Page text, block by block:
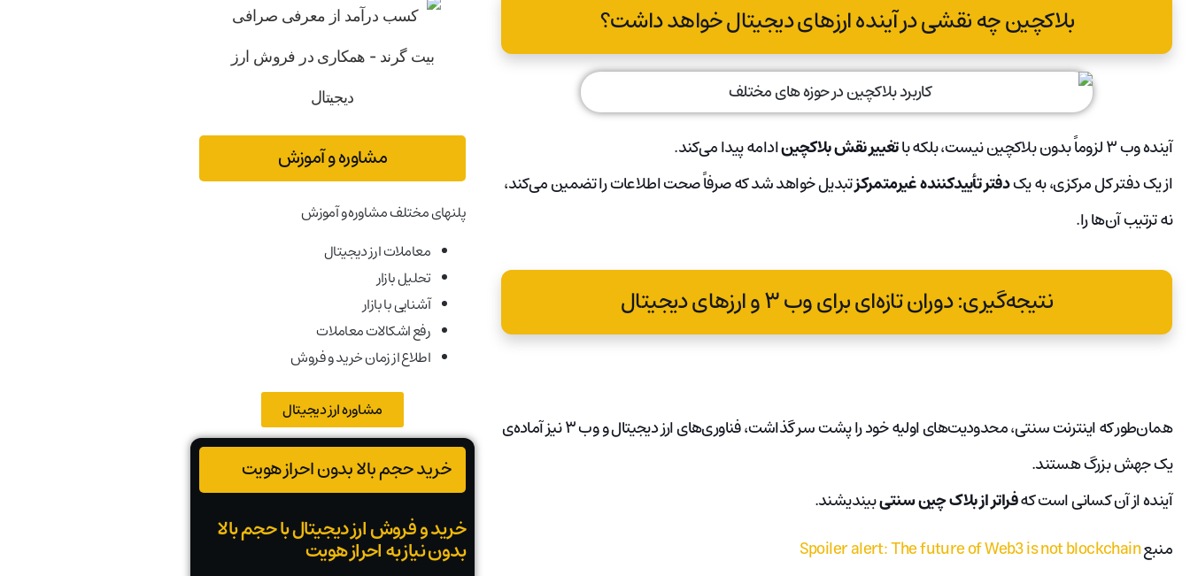
بلاکچین چه نقشی در آینده ارزهای دیجیتال خواهد داشت؟
آینده وب ۳ لزوماً بدون بلاکچین نیست، بلکه با تغییر نقش بلاکچینادامه پیدا می‌کند.
از یک دفتر کل مرکزی، به یکدفتر تأییدکننده غیرمتمرکزتبدیل خواهد شد که صرفاً صحت اطلاعات را تضمین می‌کند،
نه ترتیب آن‌ها را.
نتیجه‌گیری: دوران تازه‌ای برای وب ۳ و ارزهای دیجیتال
همان‌طور که اینترنت سنتی، محدودیت‌های اولیه خود را پشت سر گذاشت، فناوری‌های ارز دیجیتال و وب ۳ نیز آماده‌ی
یک جهش بزرگ هستند.
آینده از آن کسانی است کهفراتر از بلاک چین سنتیبیندیشند.
منبعSpoiler alert: The future of Web3 is not blockchain
مشاوره و آموزش
پلنهای مختلف مشاوره و آموزش
معاملات ارز دیجیتال
تحلیل بازار
آشنایی با بازار
رفع اشکالات معاملات
اطلاع از زمان خرید و فروش
مشاوره ارز دیجیتال
خرید حجم بالا بدون احراز هویت
خرید و فروش ارز دیجیتال با حجم بالا
بدون نیاز به احراز هویت